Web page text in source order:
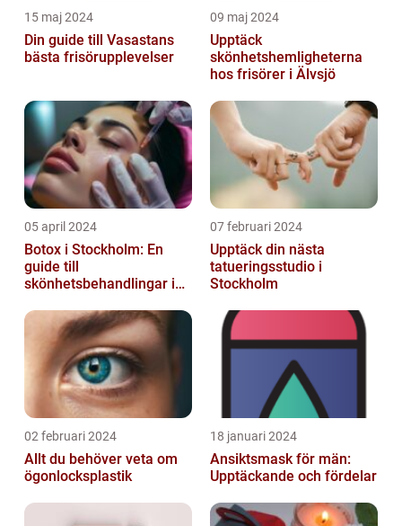
15 maj 2024
Din guide till Vasastans
bästa frisörupplevelser
09 maj 2024
Upptäck
skönhetshemligheterna
hos frisörer i Älvsjö
05 april 2024
Botox i Stockholm: En
guide till
skönhetsbehandlingar i
07 februari 2024
Upptäck din nästa
tatueringsstudio i
Stockholm
02 februari 2024
Allt du behöver veta om
ögonlocksplastik
18 januari 2024
Ansiktsmask för män:
Upptäckande och fördelar